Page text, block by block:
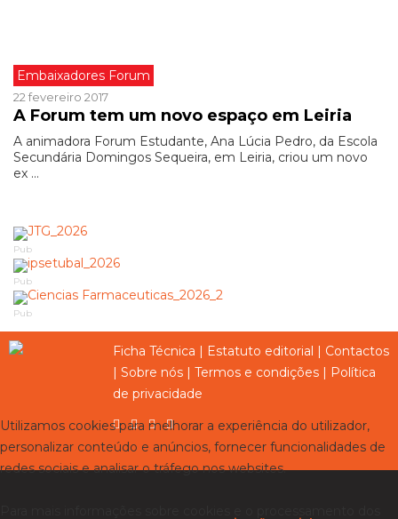
Embaixadores Forum
22 fevereiro 2017
A Forum tem um novo espaço em Leiria
A animadora Forum Estudante, Ana Lúcia Pedro, da Escola
Secundária Domingos Sequeira, em Leiria, criou um novo
ex ...
Pub
Pub
Pub
Ficha Técnica | Estatuto editorial | Contactos
| Sobre nós | Termos e condições | Política
de privacidade
Utilizamos cookies para melhorar a experiência do utilizador,
personalizar conteúdo e anúncios, fornecer funcionalidades de
redes sociais e analisar o tráfego nos websites.